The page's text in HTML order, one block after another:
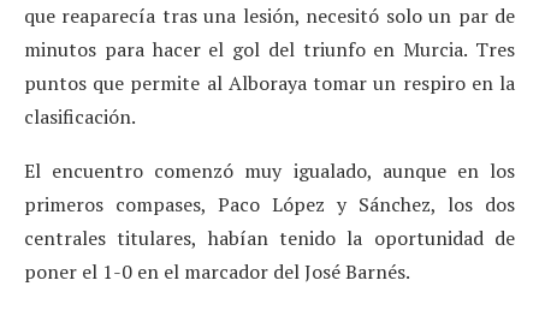
que reaparecía tras una lesión, necesitó solo un par de
minutos para hacer el gol del triunfo en Murcia. Tres
puntos que permite al Alboraya tomar un respiro en la
clasificación.
El encuentro comenzó muy igualado, aunque en los
primeros compases, Paco López y Sánchez, los dos
centrales titulares, habían tenido la oportunidad de
poner el 1-0 en el marcador del José Barnés.